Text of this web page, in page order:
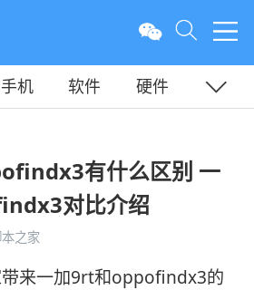
手机 软件
硬件
有什么区别 一
对比介绍
之家
带来一加9rt和oppofindx3的